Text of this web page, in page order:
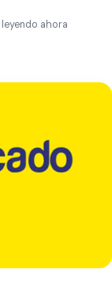
leyendo ahora